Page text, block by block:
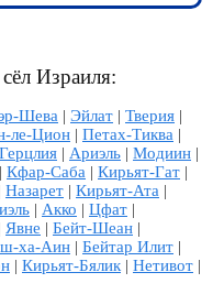
Израиля:
Шева | Эйлат | Тверия |
ле-Цион | Петах-Тиква |
Герцлия | Ариэль | Модиин |
| Кфар-Саба | Кирьят-Гат |
Назарет | Кирьят-Ата |
| Акко | Цфат |
Явне | Бейт-Шеан |
ха-Аин | Бейтар Илит |
| Кирьят-Бялик | Нетивот |